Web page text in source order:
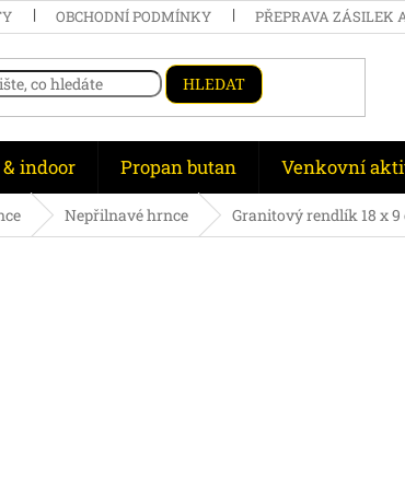
OBCHODNÍ PODMÍNKY PŘEPRAVA ZÁSILEK A
HLEDAT
indoor Propan butan Venkovní
Nepřilnavé hrnce Granitový rendlík 18 x